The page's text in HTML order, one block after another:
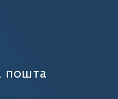
пошта